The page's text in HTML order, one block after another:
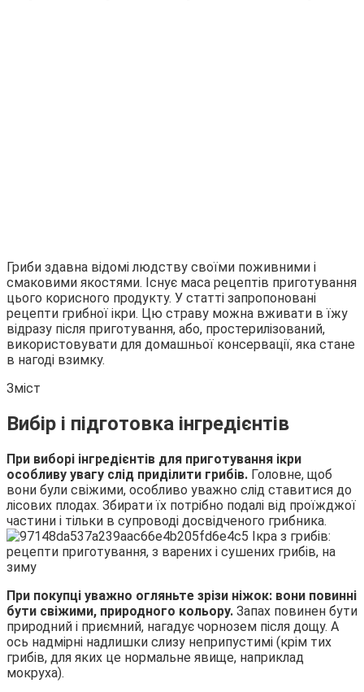
Гриби здавна відомі людству своїми поживними і
смаковими якостями. Існує маса рецептів приготування
цього корисного продукту. У статті запропоновані
рецепти грибної ікри. Цю страву можна вживати в їжу
відразу після приготування, або, простерилізований,
використовувати для домашньої консервації, яка стане
в нагоді взимку.
Зміст
Вибір і підготовка інгредієнтів
При виборі інгредієнтів для приготування ікри
особливу увагу слід приділити грибів. Головне, щоб
вони були свіжими, особливо уважно слід ставитися до
лісових плодах. Збирати їх потрібно подалі від проїжджої
частини і тільки в супроводі досвідченого грибника.
При покупці уважно огляньте зрізи ніжок: вони повинні
бути свіжими, природного кольору. Запах повинен бути
природний і приємний, нагадує чорнозем після дощу. А
ось надмірні надлишки слизу неприпустимі (крім тих
грибів, для яких це нормальне явище, наприклад
мокруха).